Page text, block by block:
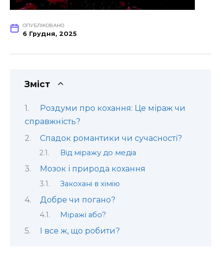
ОПУБЛІКОВАНО
6 Грудня, 2025
Зміст
Роздуми про кохання: Це міраж чи
справжність?
Спадок романтики чи сучасності?
Від міражу до медіа
Мозок і природа кохання
Закохані в хімію
Добре чи погано?
Міражі або?
І все ж, що робити?